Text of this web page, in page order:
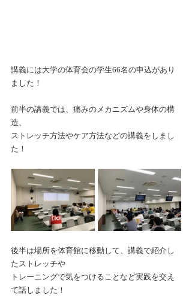
講義には大学の体育会の学生66名の申込があり
ました！
前半の講義では、痛みのメカニズムや身体の構
造、
ストレッチ方法やケア方法などの講義をしまし
た！
後半は場所を体育館に移動して、講義で紹介し
たストレッチや
トレーニングで気をつけることなど実践を交え
て話しました！